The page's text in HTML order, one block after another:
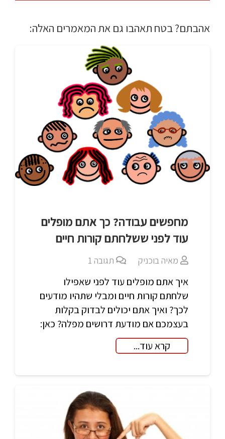
אהבתם? בטח תאהבו גם את המאמרים האלה:
מחפשים עבודה? כך אתם מופלים
עוד לפני ששלחתם קורות חיים
מאיה בוכניק תגובה1
איך אתם מופלים עוד לפני שאפילו
שלחתם קורות חיים ומבלי שתהיו מודעים
לכך? ואיך אתם יכולים לבדוק בקלות
בעצמכם אם מודעת דרושים מפלה? כאן:
קרא עוד...